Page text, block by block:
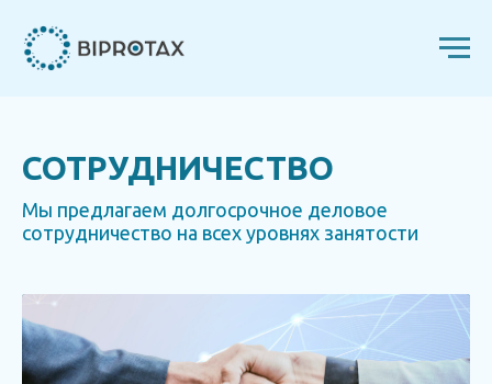
СОТРУДНИЧЕСТВО
Мы предлагаем долгосрочное деловое
сотрудничество на всех уровнях занятости